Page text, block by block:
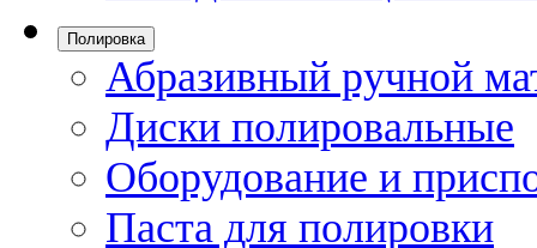
Полировка
Абразивный ручной
Диски полировальные
Оборудование и
Паста для полировки